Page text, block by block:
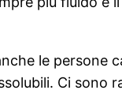
le persone
Ci sono